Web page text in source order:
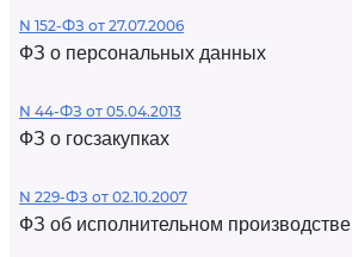
N 152-ФЗ от 27.07.2006
ФЗ о персональных данных
N 44-ФЗ от 05.04.2013
ФЗ о госзакупках
N 229-ФЗ от 02.10.2007
ФЗ об исполнительном производстве